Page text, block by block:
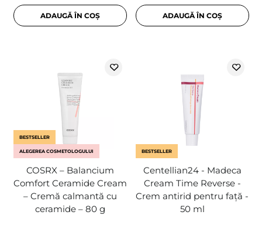
ADAUGĂ ÎN COȘ ADAUGĂ ÎN COȘ
BESTSELLER
ALEGEREA COSMETOLOGULUI
COSRX – Balancium
Comfort Ceramide Cream
– Cremă calmantă cu
ceramide – 80 g
BESTSELLER
Centellian24 - Madeca
Cream Time Reverse -
Crem antirid pentru față -
50 ml